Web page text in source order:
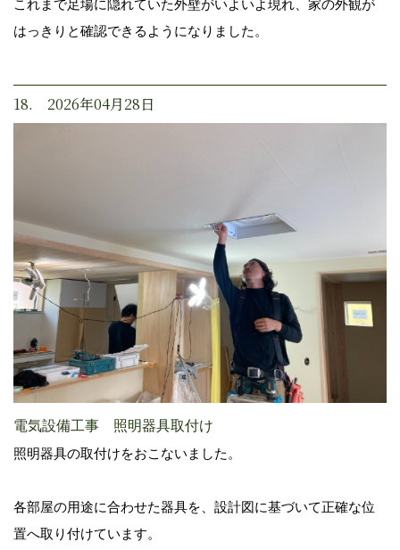
これまで足場に隠れていた外壁がいよいよ現れ、家の外観が
はっきりと確認できるようになりました。
18. 2026年04月28日
電気設備工事 照明器具取付け
照明器具の取付けをおこないました。
各部屋の用途に合わせた器具を、設計図に基づいて正確な位
置へ取り付けています。